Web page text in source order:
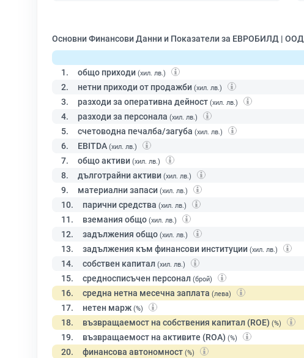
Основни Финансови Данни и Показатели за ЕВРОБИЛД | ООД
1.
общо приходи (хил. лв.)
2. нетни приходи от продажби (хил. лв.)
3. разходи за оперативна дейност (хил. лв.)
4. разходи за персонала (хил. лв.)
5. счетоводна печалба/загуба (хил. лв.)
6. EBITDA (хил. лв.)
7. общо активи (хил. лв.)
8. дълготрайни активи (хил. лв.)
9. материални запаси (хил. лв.)
10. парични средства (хил. лв.)
11. вземания общо (хил. лв.)
12. задължения общо (хил. лв.)
13. задължения към финансови институции (хил. лв.)
14. собствен капитал (хил. лв.)
15. средносписъчен персонал (брой)
16. средна нетна месечна заплата (лева)
17. нетен марж (%)
18. възвращаемост на собствения капитал (ROE) (%)
19. възвращаемост на активите (ROA) (%)
20. финансова автономност (%)